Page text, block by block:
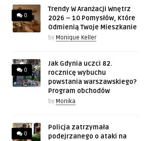
0
Trendy W Aranżacji Wnętrz
2026 – 10 Pomysłów, Które
Odmienią Twoje Mieszkanie
by Monique Keller
0
Jak Gdynia uczci 82.
rocznicę wybuchu
powstania warszawskiego?
Program obchodów
by Monika
0
Policja zatrzymała
podejrzanego o ataki na